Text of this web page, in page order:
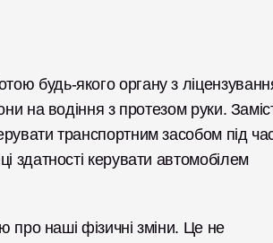
будь-якого органу з
на водіння з протезом руки.
транспортним засобом під
здатності керувати автомобілем
про наші фізичні зміни. Це не